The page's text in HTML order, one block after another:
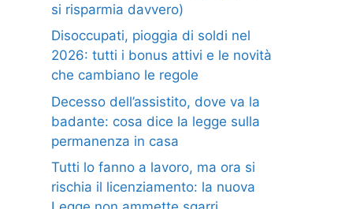
si risparmia davvero)
Disoccupati, pioggia di soldi nel
2026: tutti i bonus attivi e le novità
che cambiano le regole
Decesso dell’assistito, dove va la
badante: cosa dice la legge sulla
permanenza in casa
Tutti lo fanno a lavoro, ma ora si
rischia il licenziamento: la nuova